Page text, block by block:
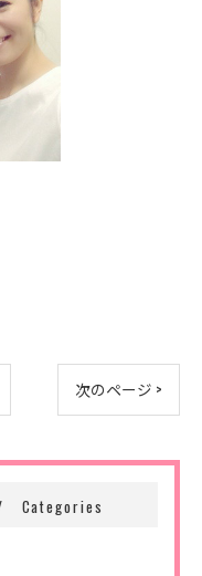
次のページ >
Categories